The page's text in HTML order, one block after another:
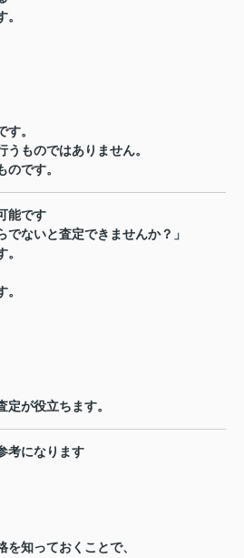
す。
ものではありません。
のです。
能です
でないと査定できませんか？」
定が役立ちます。
考になります
知っておくことで、